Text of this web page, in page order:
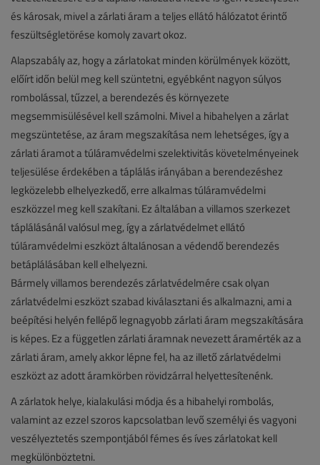
és károsak, mivel a zárlati áram a teljes ellátó hálózatot érintő
feszültségletörése komoly zavart okoz.
Alapszabály az, hogy a zárlatokat minden körülmények között,
előírt időn belül meg kell szüntetni, egyébként nagyon súlyos
rombolással, tűzzel, a berendezés és környezete
megsemmisülésével kell számolni. Mivel a hibahelyen a zárlat
megszüntetése, az áram megszakítása nem lehetséges, így a
zárlati áramot a túláramvédelmi szelektivitás követelményeinek
teljesülése érdekében a táplálás irányában a berendezéshez
legközelebb elhelyezkedő, erre alkalmas túláramvédelmi
eszközzel meg kell szakítani. Ez általában a villamos szerkezet
táplálásánál valósul meg, így a zárlatvédelmet ellátó
túláramvédelmi eszközt általánosan a védendő berendezés
betáplálásában kell elhelyezni.
Bármely villamos berendezés zárlatvédelmére csak olyan
zárlatvédelmi eszközt szabad kiválasztani és alkalmazni, ami a
beépítési helyén fellépő legnagyobb zárlati áram megszakítására
is képes. Ez a független zárlati áramnak nevezett áramérték az a
zárlati áram, amely akkor lépne fel, ha az illető zárlatvédelmi
eszközt az adott áramkörben rövidzárral helyettesítenénk.
A zárlatok helye, kialakulási módja és a hibahelyi rombolás,
valamint az ezzel szoros kapcsolatban levő személyi és vagyoni
veszélyeztetés szempontjából fémes és íves zárlatokat kell
megkülönböztetni.